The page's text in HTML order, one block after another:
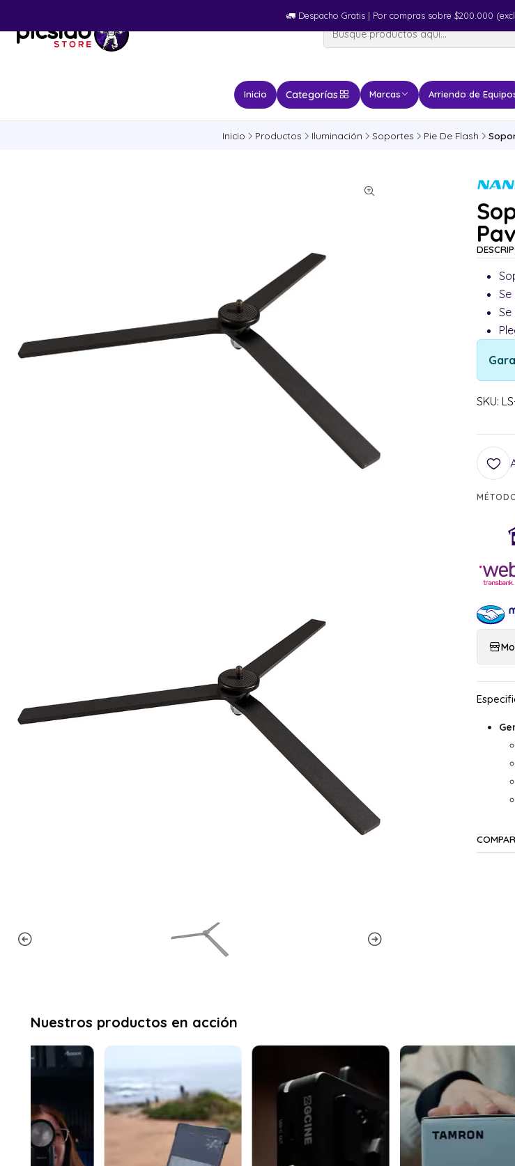
Inicio Categorías Marcas Arriendo de
🚛​ Despacho Gratis | Por compras sobre $200.000
Inicio Productos Iluminación Soportes Pie De Flash
SKU: